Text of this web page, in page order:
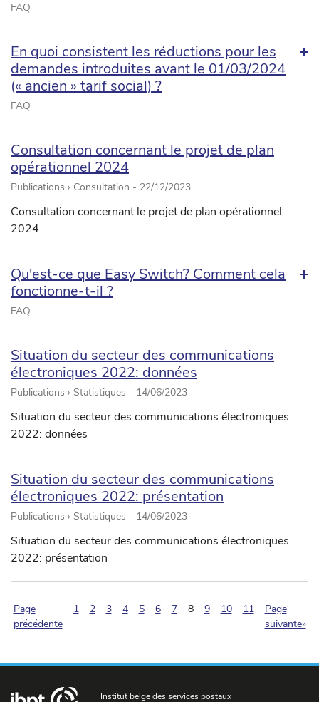
FAQ
En quoi consistent les réductions pour les
demandes introduites avant le 01/03/2024
(« ancien » tarif social) ?
FAQ
Consultation concernant le projet de plan
opérationnel 2024
Publications › Consultation - 22/12/2023
Consultation concernant le projet de plan opérationnel
2024
Qu'est-ce que Easy Switch? Comment cela
fonctionne-t-il ?
FAQ
Situation du secteur des communications
électroniques 2022: données
Publications › Statistiques - 14/06/2023
Situation du secteur des communications électroniques
2022: données
Situation du secteur des communications
électroniques 2022: présentation
Publications › Statistiques - 14/06/2023
Situation du secteur des communications électroniques
2022: présentation
Page
précédente
1 2 3 4 5 6 7 8(pagination.current)
9 10 11
Page
suivante»
Institut belge des services postaux